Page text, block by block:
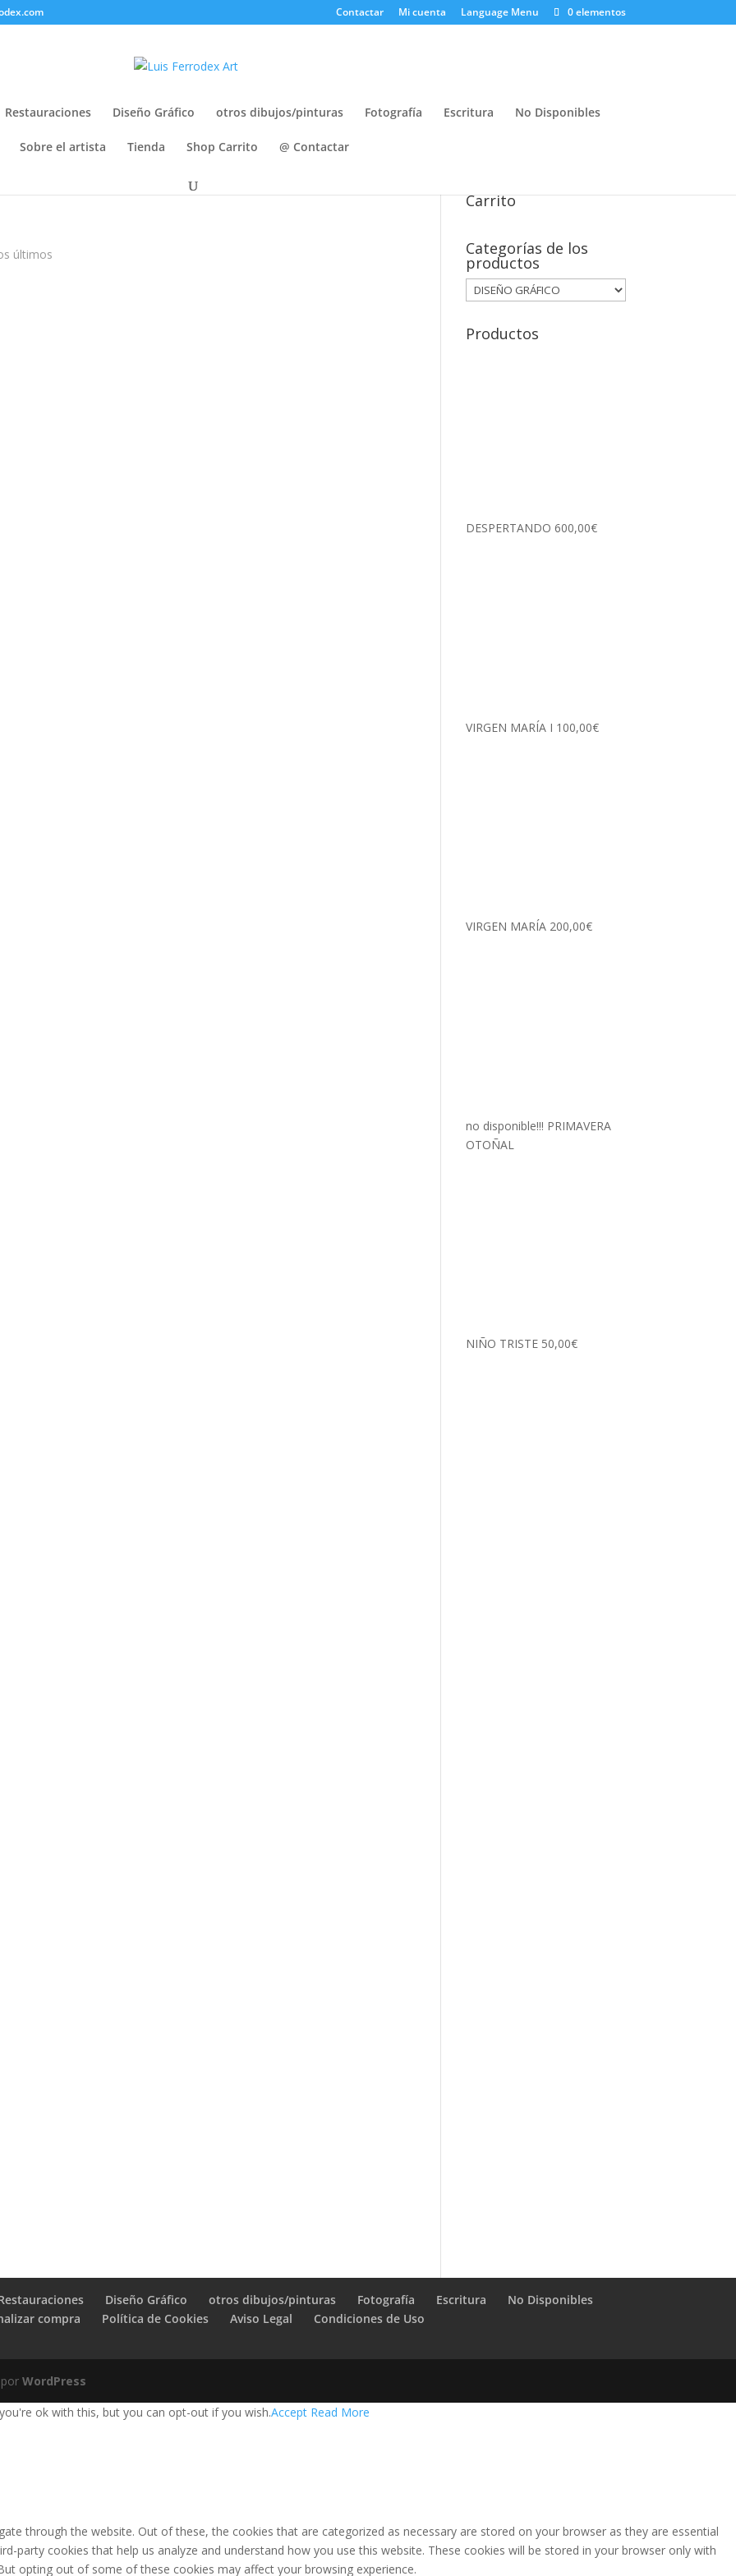
Contactar Mi cuenta Language Menu 0 elementos
Restauraciones Diseño Gráfico otros dibujos/pinturas Fotografía Escritura No Disponibles
Sobre el artista Tienda Shop Carrito @ Contactar
últimos
Carrito
Categorías de los
productos
Productos
DESPERTANDO 600,00€
VIRGEN MARÍA I 100,00€
VIRGEN MARÍA 200,00€
no disponible!!! PRIMAVERA
OTOÑAL
NIÑO TRISTE 50,00€
Diseño Gráfico otros dibujos/pinturas Fotografía Escritura
No Disponibles
compra
Política de Cookies Aviso Legal Condiciones de Uso
porWordPress
ok with this, but you can opt-out if you wish.Accept Read More
through the website. Out of these, the cookies that are categorized as necessary are stored on your browser as they are essential
party cookies that help us analyze and understand how you use this website. These cookies will be stored in your browser only with
opting out of some of these cookies may affect your browsing experience.